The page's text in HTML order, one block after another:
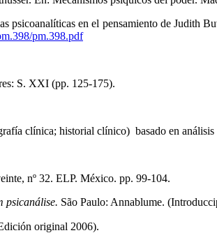
psicoanalíticas en el pensamiento de Judith
pm.398.pdf
S. XXI (pp. 125-175).
clínica; historial clínico) basado en análisis
nº 32. ELP. México. pp. 99-104.
psicanálise. São Paulo: Annablume.
original 2006).